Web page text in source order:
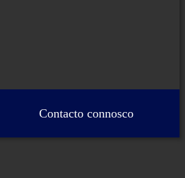
Contacto connosco